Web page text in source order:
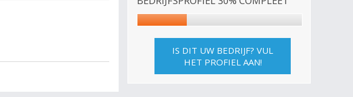
IS DIT UW BEDRIJF? VUL
HET PROFIEL AAN!